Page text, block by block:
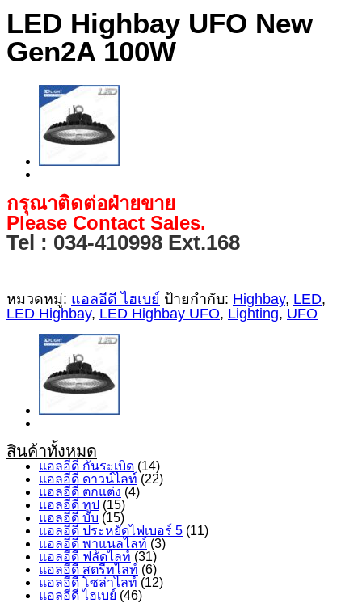
LED Highbay UFO New
Gen2A 100W
กรุณาติดต่อฝ่ายขาย
Please Contact Sales.
Tel : 034-410998 Ext.168
หมวดหมู่: แอลอีดี ไฮเบย์ ป้ายกำกับ: Highbay, LED,
LED Highbay, LED Highbay UFO, Lighting, UFO
สินค้าทั้งหมด
แอลอีดี กันระเบิด (14)
แอลอีดี ดาวน์ไลท์ (22)
แอลอีดี ตกแต่ง (4)
แอลอีดี ทูป (15)
แอลอีดี บับ (15)
แอลอีดี ประหยัดไฟเบอร์ 5 (11)
แอลอีดี พาแนลไลท์ (3)
แอลอีดี ฟลัดไลท์ (31)
แอลอีดี สตรีทไลท์ (6)
แอลอีดี โซล่าไลท์ (12)
แอลอีดี ไฮเบย์ (46)